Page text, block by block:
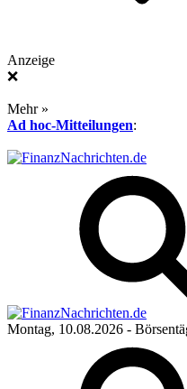
Anzeige
❌
Mehr »
Ad hoc-Mitteilungen:
Montag, 10.08.2026 -